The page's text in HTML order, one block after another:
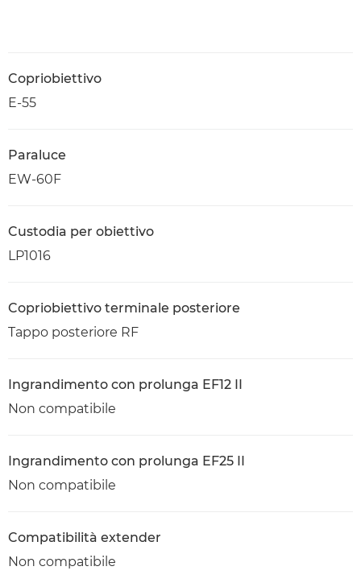
Copriobiettivo
E-55
Paraluce
EW-60F
Custodia per obiettivo
LP1016
Copriobiettivo terminale posteriore
Tappo posteriore RF
Ingrandimento con prolunga EF12 II
Non compatibile
Ingrandimento con prolunga EF25 II
Non compatibile
Compatibilità extender
Non compatibile